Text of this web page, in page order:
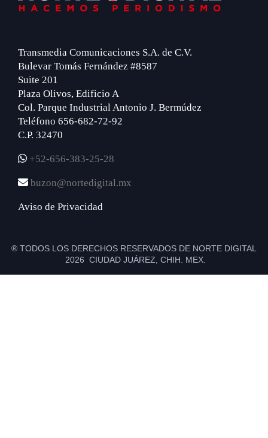
Transmedia Comunicaciones S.A. de C.V.
Bulevar Tomás Fernández #8587
Suite 201
Plaza Olivos, Edificio A
Col. Parque Industrial Antonio J. Bermúdez
Teléfono 656-682-72-92
C.P. 32470
+52-656-383-25-28
buzon@nortedigital.mx
Aviso de Privacidad
® TODOS LOS DERECHOS RESERVADOS DE NORTE DIGITAL
2026 CIUDAD JUÁREZ, CHIH. MEX.